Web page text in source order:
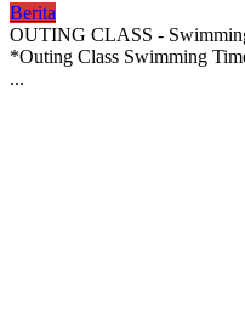
Berita
OUTING CLASS -
*Outing Class Swimming
...